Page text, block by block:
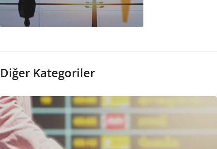
Diğer Kategoriler